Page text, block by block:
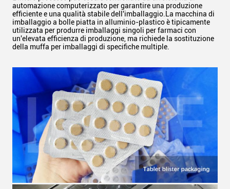
automazione computerizzato per garantire una produzione
efficiente e una qualità stabile dell'imballaggio.La macchina di
imballaggio a bolle piatta in alluminio-plastico è tipicamente
utilizzata per produrre imballaggi singoli per farmaci con
un'elevata efficienza di produzione, ma richiede la sostituzione
della muffa per imballaggi di specifiche multiple.